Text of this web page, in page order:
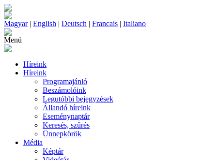
Magyar| English | Deutsch | Francais | Italiano
Menü
Híreink
Híreink
Programajánló
Beszámolóink
Legutóbbi bejegyzések
Állandó híreink
Eseménynaptár
Keresés, szűrés
Ünnepkörök
Média
Képtár